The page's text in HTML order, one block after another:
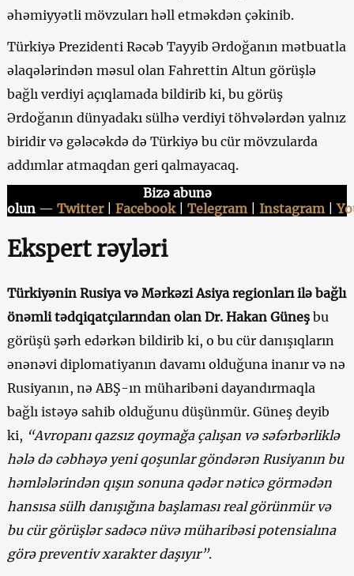
əhəmiyyətli mövzuları həll etməkdən çəkinib.
Türkiyə Prezidenti Rəcəb Tayyib Ərdoğanın mətbuatla
əlaqələrindən məsul olan Fahrettin Altun görüşlə
bağlı verdiyi açıqlamada bildirib ki, bu görüş
Ərdoğanın dünyadakı sülhə verdiyi töhvələrdən yalnız
biridir və gələcəkdə də Türkiyə bu cür mövzularda
addımlar atmaqdan geri qalmayacaq.
Bizə abunə
olun — Twitter| Facebook| Telegram| Instagram|
Ekspert rəyləri
Türkiyənin Rusiya və Mərkəzi Asiya regionları ilə bağlı
önəmli tədqiqatçılarından olan Dr. Hakan Güneş bu
görüşü şərh edərkən bildirib ki, o bu cür danışıqların
ənənəvi diplomatiyanın davamı olduğuna inanır və nə
Rusiyanın, nə ABŞ-ın müharibəni dayandırmaqla
bağlı istəyə sahib olduğunu düşünmür. Güneş deyib
ki, “Avropanı qazsız qoymağa çalışan və səfərbərliklə
hələ də cəbhəyə yeni qoşunlar göndərən Rusiyanın bu
həmlələrindən qışın sonuna qədər nəticə görmədən
hansısa sülh danışığına başlaması real görünmür və
bu cür görüşlər sadəcə nüvə müharibəsi potensialına
görə preventiv xarakter daşıyır”.